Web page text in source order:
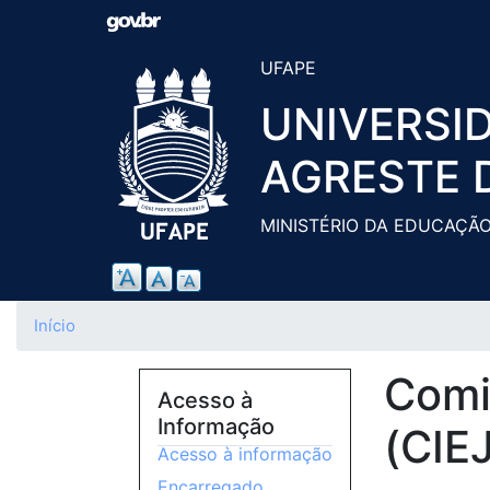
UFAPE
AGRESTE
MINISTÉRIO DA
Início
Acesso à
Informação
Acesso à informação